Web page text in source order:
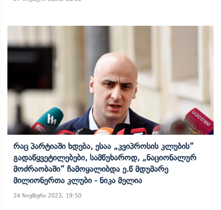
Რაც Პარტიაში Ხდება, Ესაა „კვიპროსის Კლუბის“
Გადაწყვეტილებები, Სამწუხაროდ, „ნაციონალურ
Მოძრაობაში“ Ჩამოყალიბდა Ე.წ Მდუმარე
Მილიონერთა Კლუბი - Ნიკა Მელია
24 ნოემბერი 2023, 19:50